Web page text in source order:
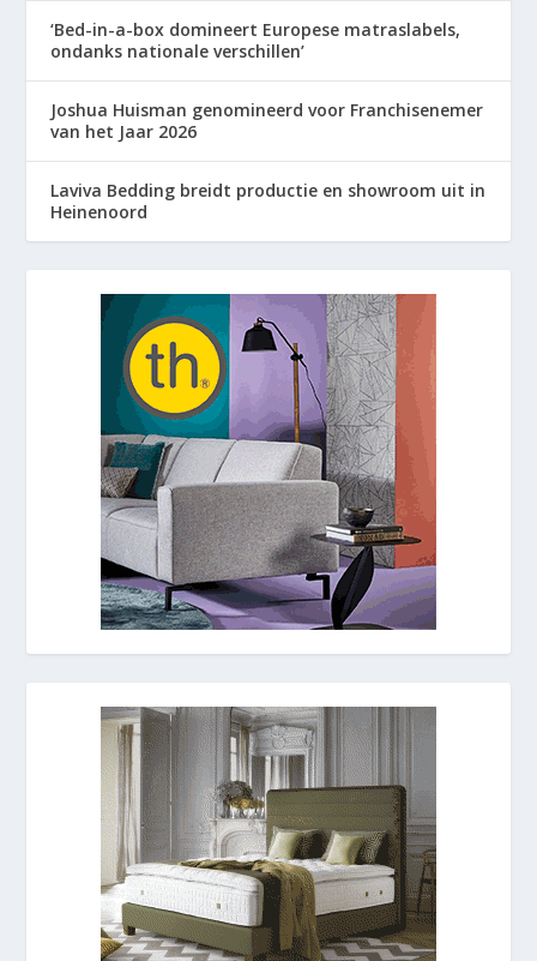
‘Bed-in-a-box domineert Europese matraslabels,
ondanks nationale verschillen’
Joshua Huisman genomineerd voor Franchisenemer
van het Jaar 2026
Laviva Bedding breidt productie en showroom uit in
Heinenoord